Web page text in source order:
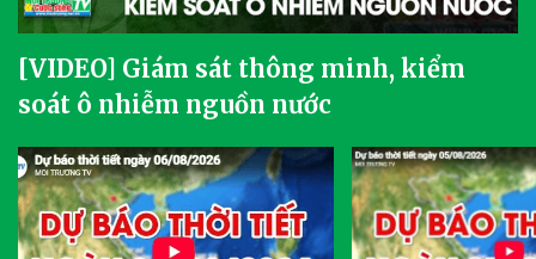
[VIDEO] Giám sát thông minh, kiểm
soát ô nhiễm nguồn nước